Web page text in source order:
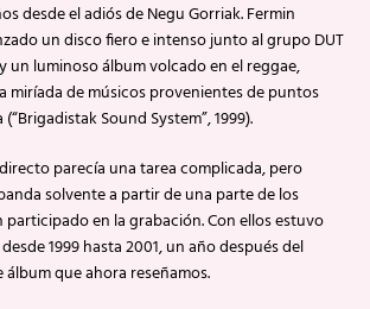
desde el adiós de Negu Gorriak. Fermin
un disco fiero e intenso junto al grupo DUT
y un luminoso álbum volcado en el reggae,
miríada de músicos provenientes de puntos
Sound System”, 1999).
parecía una tarea complicada, pero
solvente a partir de una parte de los
participado en la grabación. Con ellos estuvo
1999 hasta 2001, un año después del
que ahora reseñamos.